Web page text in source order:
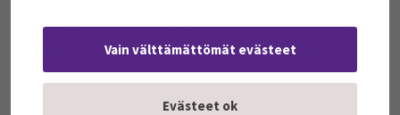
Vain välttämättömät evästeet
Evästeet ok
todennäköisimmiksi riskeiksi nostettiin erityisesti
hajanaiset institutionaaliset/kansalliset säännöt (55,3 %)
sekä osallistujien aktivointi (38,3 %). Kyselyssä selvitetyt
riskit olivat lähinnä niitä, jotka oli jo hankehakemuksessa